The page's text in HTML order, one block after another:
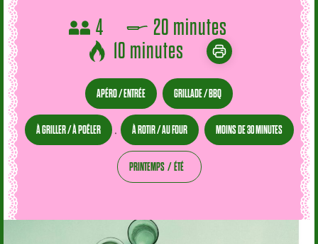
4
20 minutes
10 minutes
APÉRO / ENTRÉE GRILLADE / BBQ
À GRILLER / À POÊLER , À ROTIR / AU FOUR MOINS DE 30 MINUTES
PRINTEMPS ÉTÉ